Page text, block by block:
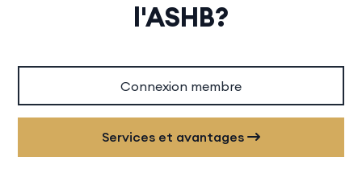
l'ASHB?
Connexion membre
Services et avantages